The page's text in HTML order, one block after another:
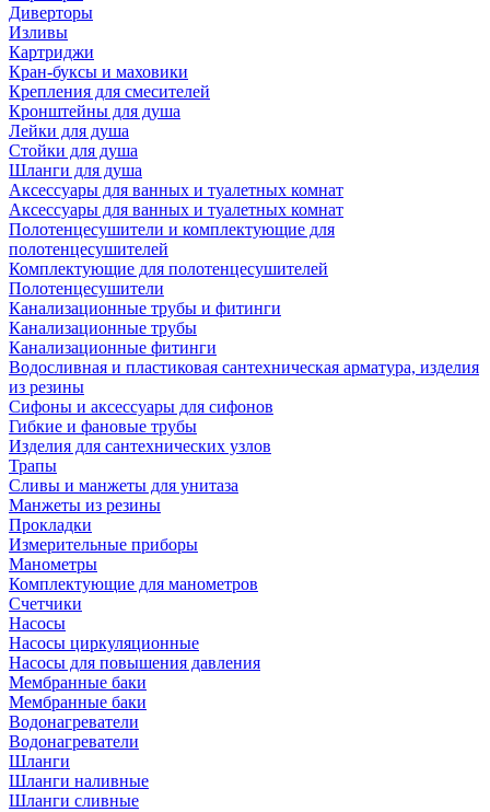
Диверторы
Изливы
Картриджи
Кран-буксы и маховики
Крепления для смесителей
Кронштейны для душа
Лейки для душа
Стойки для душа
Шланги для душа
Аксессуары для ванных и туалетных комнат
Аксессуары для ванных и туалетных комнат
Полотенцесушители и комплектующие для
полотенцесушителей
Комплектующие для полотенцесушителей
Полотенцесушители
Канализационные трубы и фитинги
Канализационные трубы
Канализационные фитинги
Водосливная и пластиковая сантехническая арматура, изделия
из резины
Сифоны и аксессуары для сифонов
Гибкие и фановые трубы
Изделия для сантехнических узлов
Трапы
Сливы и манжеты для унитаза
Манжеты из резины
Прокладки
Измерительные приборы
Манометры
Комплектующие для манометров
Счетчики
Насосы
Насосы циркуляционные
Насосы для повышения давления
Мембранные баки
Мембранные баки
Водонагреватели
Водонагреватели
Шланги
Шланги наливные
Шланги сливные